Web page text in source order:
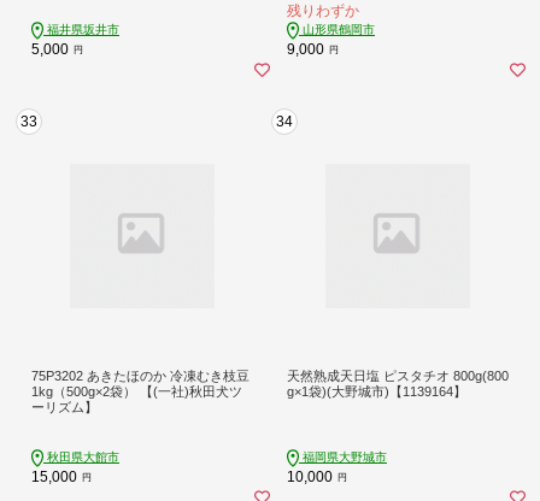
大豆 肉厚 おかず 人気 惣菜 あぶら揚
げ 豆腐 厚揚げ セット 詰め合わせ 贈
答 ギフト お礼 贈り物】 [A-21101]
福井県坂井市
5,000 円
新鮮 旬の味覚 特産品 名産品 産地直
送 農家直送 在来野菜 濃厚 甘み 香り
芳醇 期間限定 夏 贈り物 ギフト 東北
山形 鶴岡市
残りわずか
山形県鶴岡市
9,000 円
33
75P3202 あきたほのか 冷凍むき枝豆
1kg（500g×2袋） 【(一社)秋田犬ツ
ーリズム】
秋田県大館市
15,000 円
34
天然熟成天日塩 ピスタチオ 800g(800
g×1袋)(大野城市)【1139164】
福岡県大野城市
10,000 円